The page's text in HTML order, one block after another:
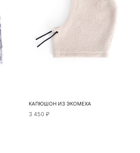
КАПЮШОН ИЗ ЭКОМЕХА
3 450 ₽